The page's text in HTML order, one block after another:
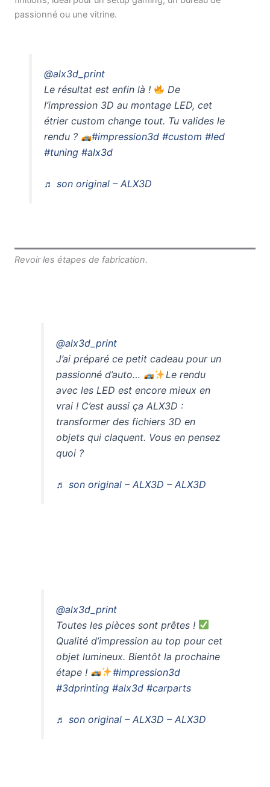
passionné ou une vitrine.
@alx3d_print
Le résultat est enfin là !
De
l’impression 3D au montage LED, cet
étrier custom change tout. Tu valides le
rendu ?
#impression3d #custom #led
#tuning #alx3d
♬ son original – ALX3D
Revoir les étapes de fabrication.
@alx3d_print
J’ai préparé ce petit cadeau pour un
passionné d’auto…
Le rendu
avec les LED est encore mieux en
vrai ! C’est aussi ça ALX3D :
transformer des fichiers 3D en
objets qui claquent. Vous en pensez
quoi ?
♬ son original – ALX3D – ALX3D
@alx3d_print
Toutes les pièces sont prêtes !
Qualité d’impression au top pour cet
objet lumineux. Bientôt la prochaine
étape !
#impression3d
#3dprinting #alx3d #carparts
♬ son original – ALX3D – ALX3D